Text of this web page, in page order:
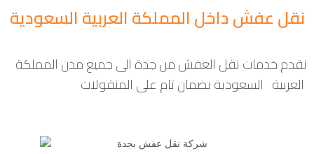
نقل عفش داخل المملكة العربية السعودية
نقدم خدمات نقل العفش من جدة الى جميع مدن المملكة